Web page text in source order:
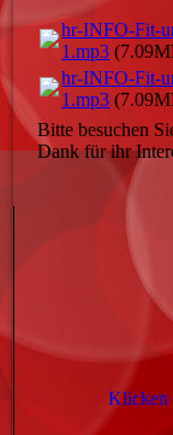
hr-INFO-Fit-
1.mp3
hr-INFO-Fit-
1.mp3
Bitte besuchen
Dank für ihr
Klicken